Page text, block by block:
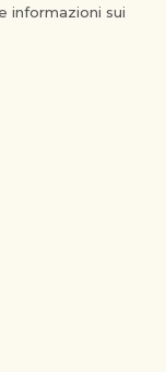
informazioni sui